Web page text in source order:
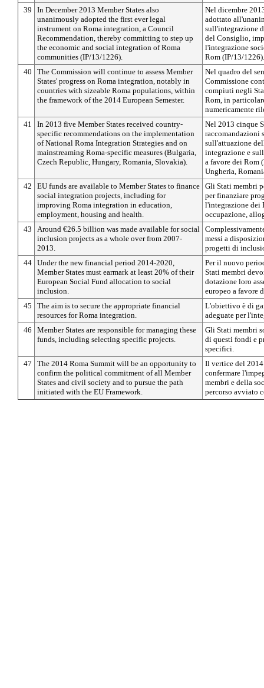
39
In December 2013 Member States also
unanimously adopted the first ever legal
instrument on Roma integration, a Council
Recommendation, thereby committing to step up
the economic and social integration of Roma
communities (IP/13/1226).
Nel dicembre
adottato
sull'integrazione
del Consiglio,
l'integrazione
Rom (IP/13/1226).
40
The Commission will continue to assess Member
States' progress on Roma integration, notably in
countries with sizeable Roma populations, within
the framework of the 2014 European Semester.
Nel quadro del
Commissione
compiuti negli
Rom, in
numericamente
41
In 2013 five Member States received country-
specific recommendations on the implementation
of National Roma Integration Strategies and on
mainstreaming Roma-specific measures (Bulgaria,
Czech Republic, Hungary, Romania, Slovakia).
Nel 2013 cinque
raccomandazioni
sull'attuazione
integrazione e
a favore dei Rom
Ungheria,
42
EU funds are available to Member States to finance
social integration projects, including for
improving Roma integration in education,
employment, housing and health.
Gli Stati membri
per finanziare
l'integrazione dei
occupazione,
43
Around €26.5 billion was made available for social
inclusion projects as a whole over from 2007-
2013.
messi a
progetti di
44 Under the new financial period 2014-2020,
Member States must earmark at least 20% of their
European Social Fund allocation to social
inclusion.
Per il nuovo
Stati membri
dotazione loro
europeo a favore
45
The aim is to secure the appropriate financial
resources for Roma integration.
L'obiettivo è di
adeguate per
46
Member States are responsible for managing these
funds, including selecting specific projects.
Gli Stati membri
di questi fondi e
specifici.
47
The 2014 Roma Summit will be an opportunity to
confirm the political commitment of all Member
States and civil society and to pursue the path
initiated with the EU Framework.
Il vertice del 2014
confermare
membri e della
percorso avviato